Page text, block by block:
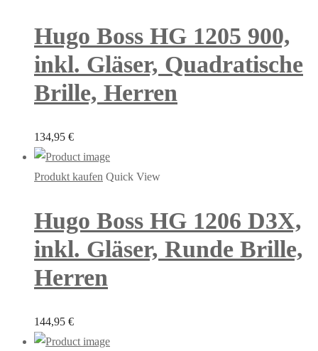
Hugo Boss HG 1205 900,
inkl. Gläser, Quadratische
Brille, Herren
134,95 €
Produkt kaufen Quick View
Hugo Boss HG 1206 D3X,
inkl. Gläser, Runde Brille,
Herren
144,95 €